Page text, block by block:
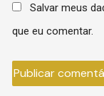
Salvar meus
que eu comentar.